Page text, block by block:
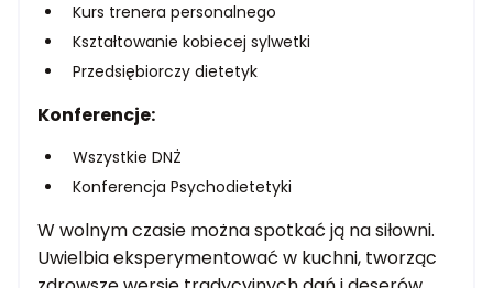
Kurs trenera personalnego
Kształtowanie kobiecej sylwetki
Przedsiębiorczy dietetyk
Konferencje:
Wszystkie DNŻ
Konferencja Psychodietetyki
W wolnym czasie można spotkać ją na siłowni.
Uwielbia eksperymentować w kuchni, tworząc